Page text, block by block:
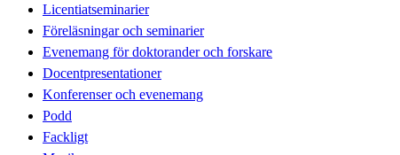
Licentiatseminarier
Föreläsningar och seminarier
Evenemang för doktorander och forskare
Docentpresentationer
Konferenser och evenemang
Podd
Fackligt